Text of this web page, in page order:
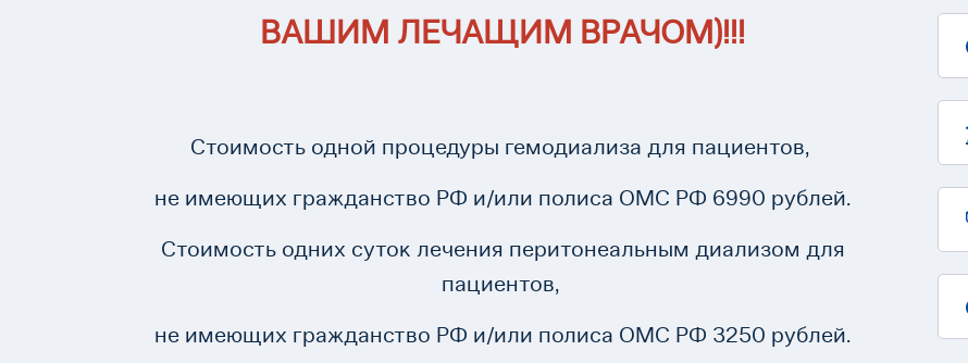
ВАШИМ ЛЕЧАЩИМ ВРАЧОМ)!!!
Стоимость одной процедуры гемодиализа для пациентов,
не имеющих гражданство РФ и/или полиса ОМС РФ 6990 рублей.
Стоимость одних суток лечения перитонеальным диализом для
пациентов,
не имеющих гражданство РФ и/или полиса ОМС РФ 3250 рублей.